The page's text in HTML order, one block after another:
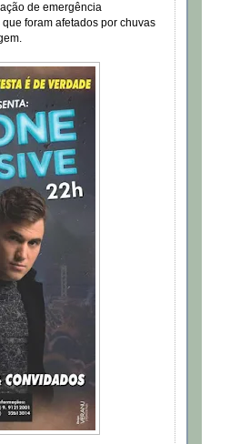
de emergência
foram afetados por chuvas